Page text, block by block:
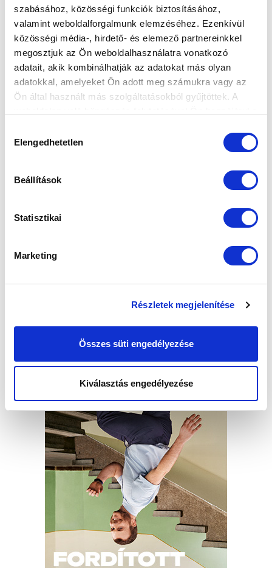
szabásához, közösségi funkciók biztosításához,
valamint weboldalforgalmunk elemzéséhez. Ezenkívül
közösségi média-, hirdető- és elemező partnereinkkel
megosztjuk az Ön weboldalhasználatra vonatkozó
adatait, akik kombinálhatják az adatokat más olyan
adatokkal, amelyeket Ön adott meg számukra vagy az
Ön által használt más szolgáltatásokból gyűjtöttek. A
kiválasztása
Elengedhetetlen
Beállítások
Statisztikai
Marketing
Részletek megjelenítése
Összes süti engedélyezése
Kiválasztás engedélyezése
MEGVANNAK A MEZSZÁMOK AZ ÚJ
SZEZONRA
Számot választottak az új érkezők, Gávris Gabriella